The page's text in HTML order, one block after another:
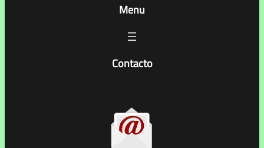
Menu
Contacto